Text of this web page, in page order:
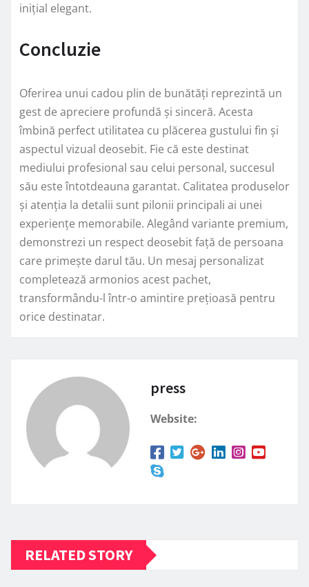
inițial elegant.
Concluzie
Oferirea unui cadou plin de bunătăți reprezintă un
gest de apreciere profundă și sinceră. Acesta
îmbină perfect utilitatea cu plăcerea gustului fin și
aspectul vizual deosebit. Fie că este destinat
mediului profesional sau celui personal, succesul
său este întotdeauna garantat. Calitatea produselor
și atenția la detalii sunt pilonii principali ai unei
experiențe memorabile. Alegând variante premium,
demonstrezi un respect deosebit față de persoana
care primește darul tău. Un mesaj personalizat
completează armonios acest pachet,
transformându-l într-o amintire prețioasă pentru
orice destinatar.
press
Website:
RELATED STORY